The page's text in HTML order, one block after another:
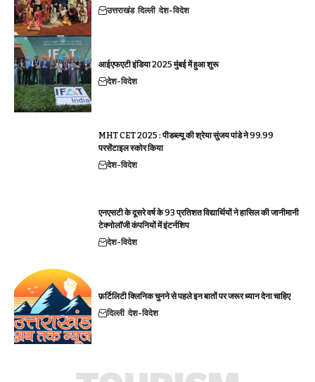
उत्तराखंड दिल्ली देश-विदेश
आईएफएटी इंडिया 2025 मुंबई में हुआ शुरू
देश-विदेश
MHT CET 2025 : पीडब्ल्यू की श्रेया सुंजय पांडे ने 99.99
परसेंटाइल स्कोर किया
देश-विदेश
एनएसटी के दूसरे वर्ष के 93 प्रतिशत विद्यार्थियों ने हासिल की जानीमानी
टेक्नोलॉजी कंपनियों में इंटर्नशिप
देश-विदेश
फ़र्टिलिटी क्लिनिक चुनने से पहले इन बातों पर जरूर ध्यान देना चाहिए
दिल्ली देश-विदेश